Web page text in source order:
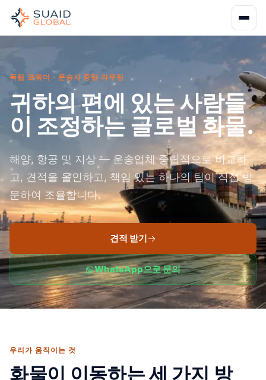
독립 포워더 · 운송사 중립 라우팅
귀하의 편에 있는 사람들
이 조정하는 글로벌 화물.
해양, 항공 및 지상 — 운송업체 중립적으로 비교하
고, 견적을 올인하고, 책임 있는 하나의 팀이 직접 방
문하여 조율합니다.
견적 받기
WhatsApp으로 문의
우리가 움직이는 것
화물이 이동하는 세 가지 방